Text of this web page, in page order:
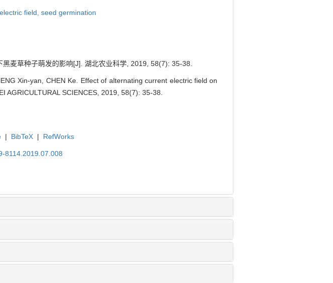
field, seed germination
麦草种子萌发的影响[J]. 湖北农业科学, 2019, 58(7): 35-38.
Xin-yan, CHEN Ke. Effect of alternating current electric field on
SCIENCES, 2019, 58(7): 35-38.
| BibTeX | RefWorks
8114.2019.07.008